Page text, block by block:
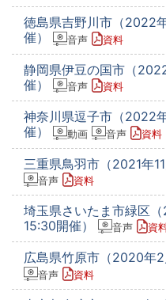
徳島県吉野川市（2022
催）
音声 資料
静岡県伊豆の国市（
催）
音声 資料
神奈川県逗子市（2022
催）
動画 音声 資料
三重県鳥羽市（2021年
音声 資料
埼玉県さいたま市緑区
15:30開催）
音声 資
広島県竹原市（2020年2
音声 資料